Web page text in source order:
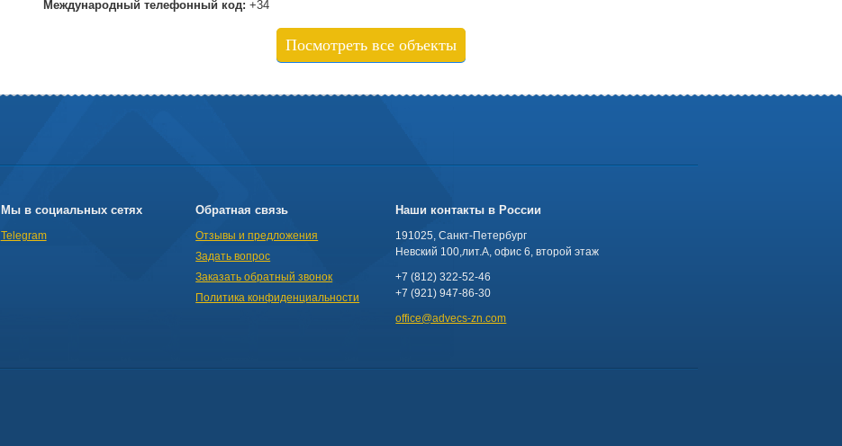
Международный телефонный код: +34
Посмотреть все объекты
Мы в социальных сетях
Telegram
Обратная связь
Отзывы и предложения
Задать вопрос
Заказать обратный звонок
Политика конфиденциальности
Наши контакты в России
191025, Санкт-Петербург
Невский 100,лит.А, офис 6, второй этаж
+7 (812) 322-52-46
+7 (921) 947-86-30
office@advecs-zn.com